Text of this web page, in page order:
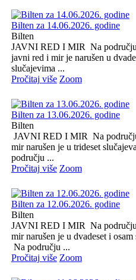
Bilten za 14.06.2026. godine
Bilten
JAVNI RED I MIR Na
javni red i mir je narušen u
slučajevima ...
Pročitaj više Zoom
Bilten za 13.06.2026. godine
Bilten
JAVNI RED I MIR Na
mir narušen je u trideset
području ...
Pročitaj više Zoom
Bilten za 12.06.2026. godine
Bilten
JAVNI RED I MIR Na
mir narušen je u dvadeset i
Na području ...
Pročitaj više Zoom